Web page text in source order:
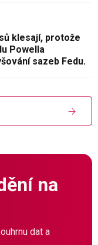
klesají, protože
Powella
sazeb Fedu.
na
dat a